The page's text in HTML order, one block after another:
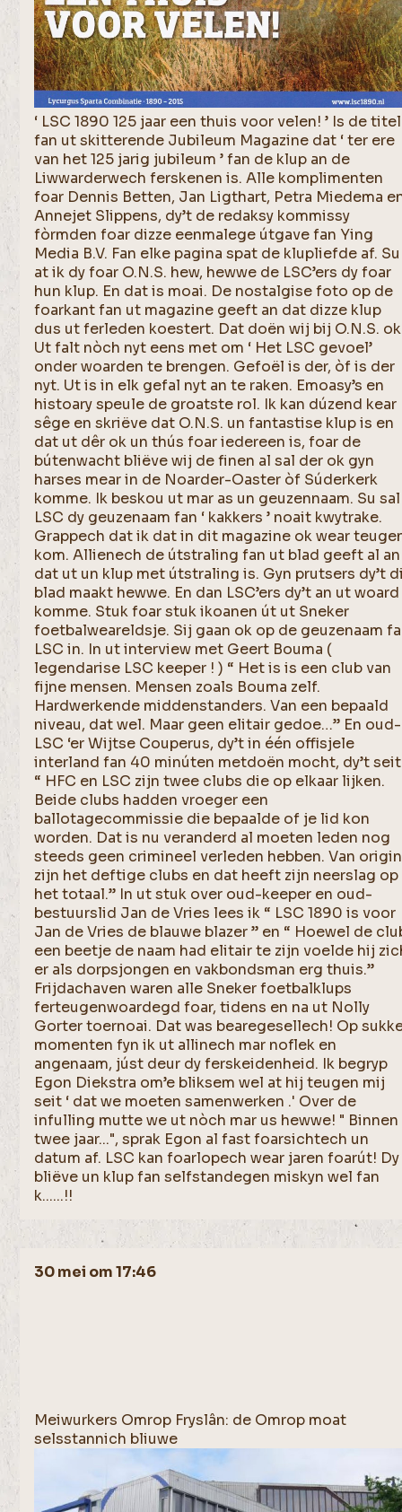
‘ LSC 1890 125 jaar een thuis voor velen! ’ Is de titel
fan ut skitterende Jubileum Magazine dat ‘ ter ere
van het 125 jarig jubileum ’ fan de klup an de
Liwwarderwech ferskenen is. Alle komplimenten
foar Dennis Betten, Jan Ligthart, Petra Miedema
Annejet Slippens, dy’t de redaksy kommissy
fòrmden foar dizze eenmalege útgave fan Ying
Media B.V. Fan elke pagina spat de klupliefde af. Su
at ik dy foar O.N.S. hew, hewwe de LSC’ers dy foar
hun klup. En dat is moai. De nostalgise foto op de
foarkant fan ut magazine geeft an dat dizze klup
dus ut ferleden koestert. Dat doën wij bij O.N.S.
Ut falt nòch nyt eens met om ‘ Het LSC gevoel’
onder woarden te brengen. Gefoël is der, òf is der
nyt. Ut is in elk gefal nyt an te raken. Emoasy’s en
histoary speule de groatste rol. Ik kan dúzend kear
sêge en skriëve dat O.N.S. un fantastise klup is en
dat ut dêr ok un thús foar iedereen is, foar de
bútenwacht bliëve wij de finen al sal der ok gyn
harses mear in de Noarder-Oaster òf Súderkerk
komme. Ik beskou ut mar as un geuzennaam. Su sal
LSC dy geuzenaam fan ‘ kakkers ’ noait kwytrake.
Grappech dat ik dat in dit magazine ok wear
kom. Allienech de útstraling fan ut blad geeft al an
dat ut un klup met útstraling is. Gyn prutsers dy’t
blad maakt hewwe. En dan LSC’ers dy’t an ut woard
komme. Stuk foar stuk ikoanen út ut Sneker
foetbalweareldsje. Sij gaan ok op de geuzenaam
LSC in. In ut interview met Geert Bouma (
legendarise LSC keeper ! ) “ Het is is een club van
fijne mensen. Mensen zoals Bouma zelf.
Hardwerkende middenstanders. Van een bepaald
niveau, dat wel. Maar geen elitair gedoe…” En oud-
LSC ‘er Wijtse Couperus, dy’t in één offisjele
interland fan 40 minúten metdoën mocht, dy’t seit
“ HFC en LSC zijn twee clubs die op elkaar lijken.
Beide clubs hadden vroeger een
ballotagecommissie die bepaalde of je lid kon
worden. Dat is nu veranderd al moeten leden nog
steeds geen crimineel verleden hebben. Van
zijn het deftige clubs en dat heeft zijn neerslag op
het totaal.” In ut stuk over oud-keeper en oud-
bestuurslid Jan de Vries lees ik “ LSC 1890 is voor
Jan de Vries de blauwe blazer ” en “ Hoewel de
een beetje de naam had elitair te zijn voelde hij
er als dorpsjongen en vakbondsman erg thuis.”
Frijdachaven waren alle Sneker foetbalklups
ferteugenwoardegd foar, tidens en na ut Nolly
Gorter toernoai. Dat was bearegesellech! Op
momenten fyn ik ut allinech mar noflek en
angenaam, júst deur dy ferskeidenheid. Ik begryp
Egon Diekstra om’e bliksem wel at hij teugen mij
seit ‘ dat we moeten samenwerken .' Over de
infulling mutte we ut nòch mar us hewwe! " Binnen
twee jaar...", sprak Egon al fast foarsichtech un
datum af. LSC kan foarlopech wear jaren foarút! Dy
bliëve un klup fan selfstandegen miskyn wel fan
k......!!
30 mei om 17:46
Meiwurkers Omrop Fryslân: de Omrop moat
selsstannich bliuwe